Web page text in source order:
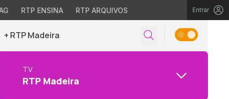
RTP ENSINA RTP ARQUIVOS Entrar
+ RTP Madeira
TV
RTP Madeira